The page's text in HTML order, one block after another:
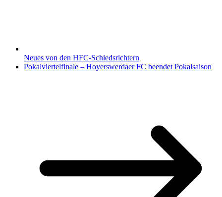
Neues von den HFC-Schiedsrichtern
Pokalviertelfinale – Hoyerswerdaer FC beendet Pokalsaison